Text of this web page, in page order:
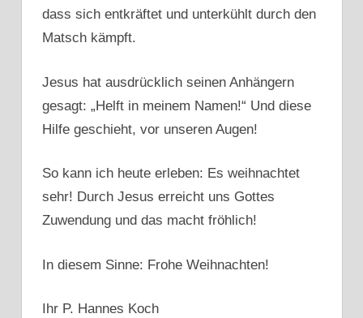
dass sich entkräftet und unterkühlt durch den
Matsch kämpft.
Jesus hat ausdrücklich seinen Anhängern
gesagt: „Helft in meinem Namen!“ Und diese
Hilfe geschieht, vor unseren Augen!
So kann ich heute erleben: Es weihnachtet
sehr! Durch Jesus erreicht uns Gottes
Zuwendung und das macht fröhlich!
In diesem Sinne: Frohe Weihnachten!
Ihr P. Hannes Koch